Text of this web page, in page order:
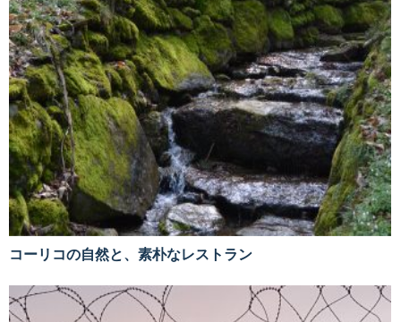
コーリコの自然と、素朴なレストラン